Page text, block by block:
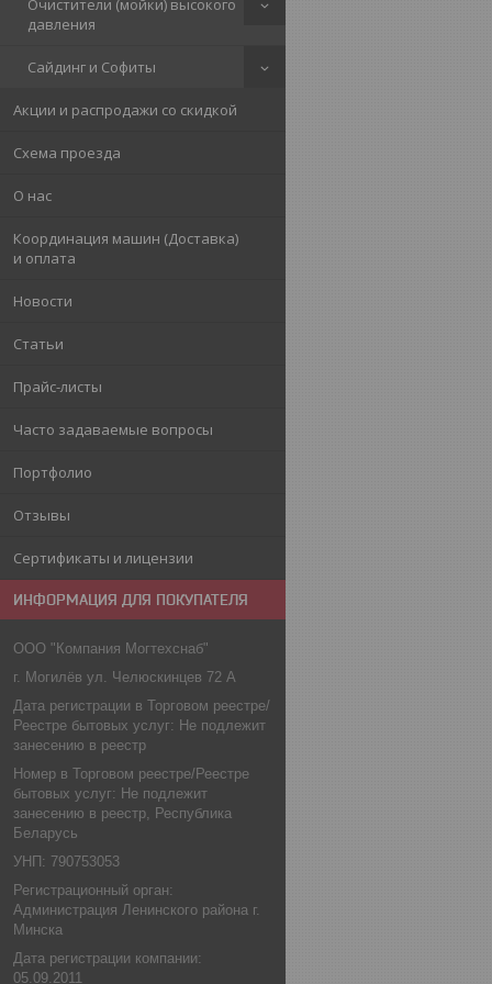
Очистители (мойки) высокого
давления
Сайдинг и Софиты
Акции и распродажи со скидкой
Схема проезда
О нас
Координация машин (Доставка)
и оплата
Новости
Статьи
Прайс-листы
Часто задаваемые вопросы
Портфолио
Отзывы
Сертификаты и лицензии
ИНФОРМАЦИЯ ДЛЯ ПОКУПАТЕЛЯ
ООО "Компания Могтехснаб"
г. Могилёв ул. Челюскинцев 72 А
Дата регистрации в Торговом реестре/
Реестре бытовых услуг: Не подлежит
занесению в реестр
Номер в Торговом реестре/Реестре
бытовых услуг: Не подлежит
занесению в реестр, Республика
Беларусь
УНП: 790753053
Регистрационный орган:
Администрация Ленинского района г.
Минска
Дата регистрации компании:
05.09.2011